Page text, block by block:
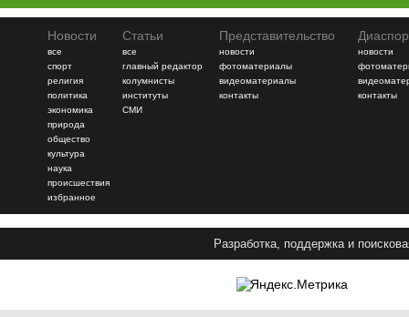
Новости
все
спорт
религия
политика
экономика
природа
общество
культура
наука
происшествия
избранное
Статьи
все
главный редактор
колумнисты
институты
СМИ
Представительство
новости
фотоматериалы
видеоматериалы
контакты
новости
контакты
Разработка, поддержка и